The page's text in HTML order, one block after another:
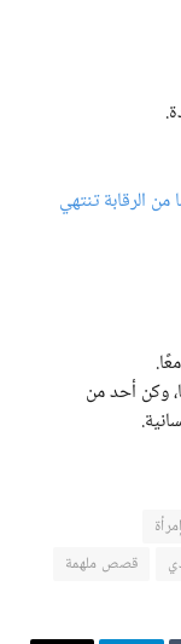
في الصومال: 32 عامًا من الرقابة تنتهي
وكن أحد من
قصص ملهمة